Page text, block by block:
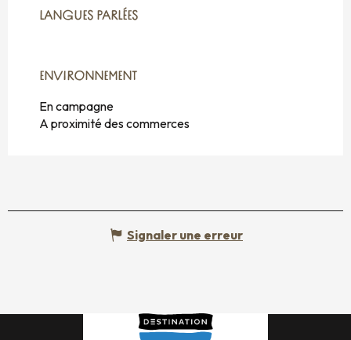
LANGUES PARLÉES
LANGUES PARLÉES
ENVIRONNEMENT
ENVIRONNEMENT
En campagne
A proximité des commerces
Signaler une erreur